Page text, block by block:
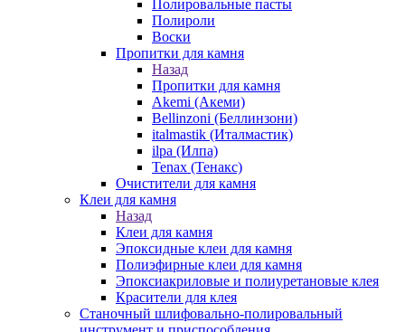
Полировальные пасты
Полироли
Воски
Пропитки для камня
Назад
Пропитки для камня
Akemi (Акеми)
Bellinzoni (Беллинзони)
italmastik (Италмастик)
ilpa (Илпа)
Tenax (Тенакс)
Очистители для камня
Клеи для камня
Назад
Клеи для камня
Эпоксидные клеи для камня
Полиэфирные клеи для камня
Эпоксиакриловые и полиуретановые клея
Красители для клея
Станочный шлифовально-полировальный